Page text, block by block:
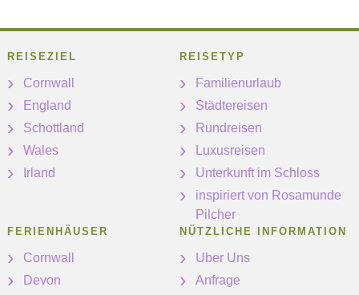
REISEZIEL
Cornwall
England
Schottland
Wales
Irland
REISETYP
Familienurlaub
Städtereisen
Rundreisen
Luxusreisen
Unterkunft im Schloss
inspiriert von Rosamunde
Pilcher
FERIENHÄUSER
Cornwall
Devon
NÜTZLICHE INFORMATION
Uber Uns
Anfrage